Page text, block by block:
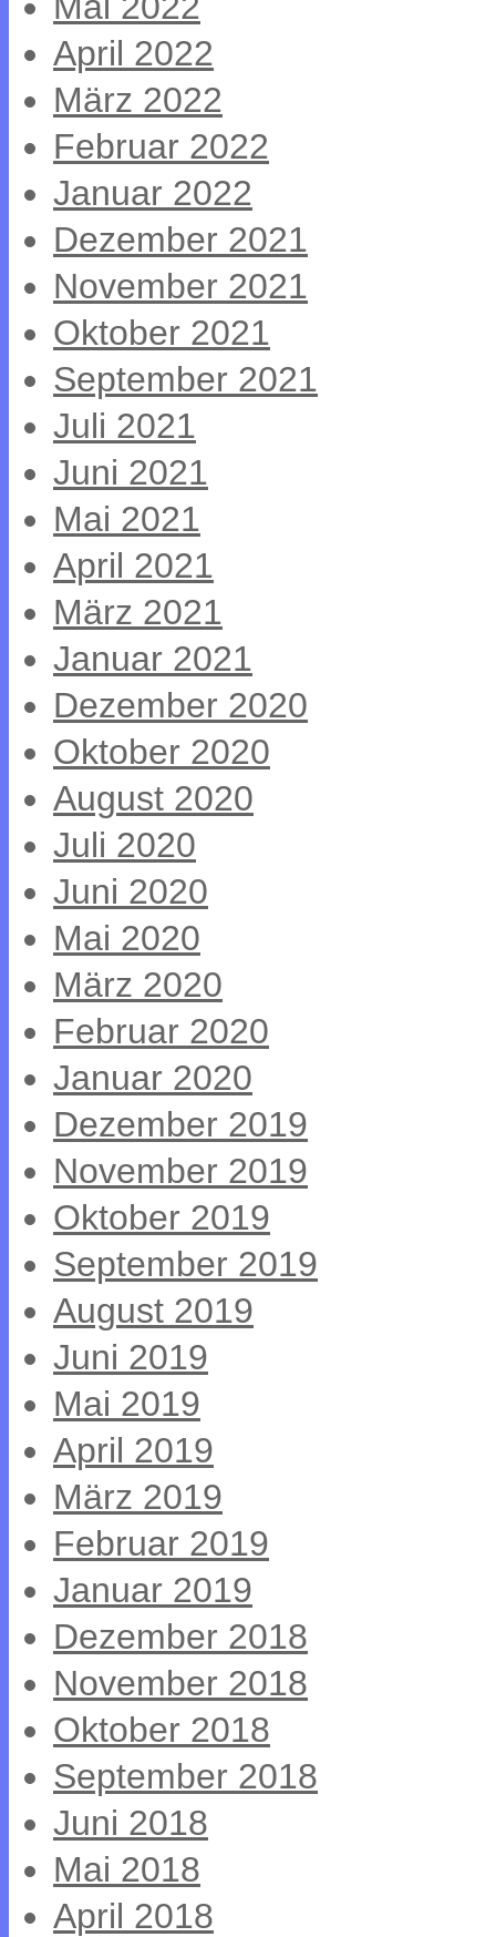
April 2022
März 2022
Februar 2022
Januar 2022
Dezember 2021
November 2021
Oktober 2021
September 2021
Juli 2021
Juni 2021
Mai 2021
April 2021
März 2021
Januar 2021
Dezember 2020
Oktober 2020
August 2020
Juli 2020
Juni 2020
Mai 2020
März 2020
Februar 2020
Januar 2020
Dezember 2019
November 2019
Oktober 2019
September 2019
August 2019
Juni 2019
Mai 2019
April 2019
März 2019
Februar 2019
Januar 2019
Dezember 2018
November 2018
Oktober 2018
September 2018
Juni 2018
Mai 2018
April 2018